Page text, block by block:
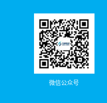
微信公众号